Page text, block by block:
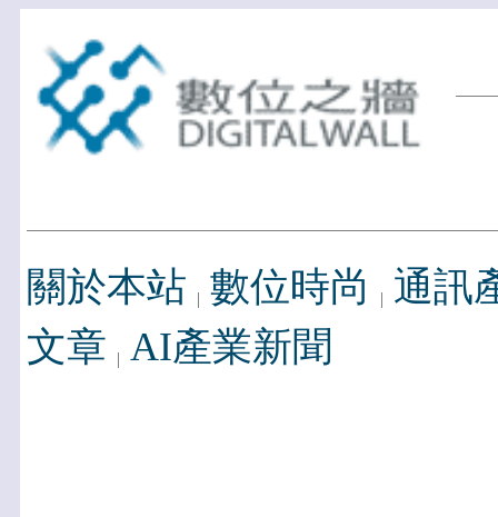
關於本站 數位時尚
通訊
文章 AI產業新聞